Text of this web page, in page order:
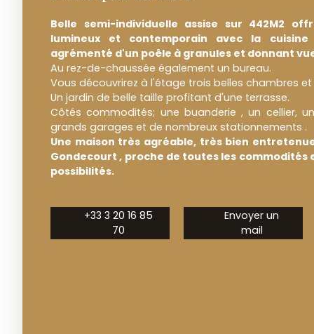
Belle semi-individuelle assise sur 442M2
lumineux et contemporain avec la
agrémenté d'un poêle à granules et donnant
Au rez-de-chaussée également un bureau.
Vous découvrirez à l'étage trois belles chambres et
Un jardin de belle taille profitant d'une terrasse.
Côtés commodités; une buanderie , un cellier,
grands garages et de nombreux stationnements .
Une maison très agréable, très bien
Gondecourt , proche de toutes les commodités
possibilités.
+33 3 20 16 85
70
Envoyer un
mail